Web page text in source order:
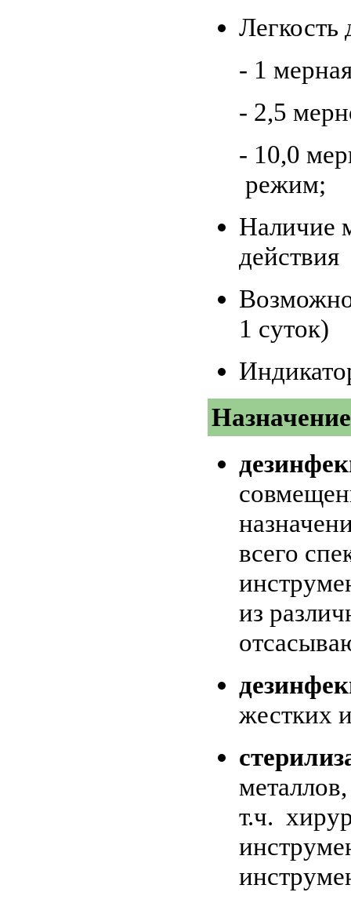
Легкость
- 1
- 2,5
- 10,0
режим;
Наличие
действия
1 суток)
всего
из
жестких
т.ч.